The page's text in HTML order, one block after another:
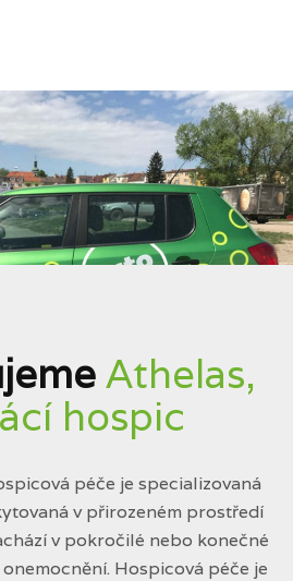
Athelas,
hospic
péče je specializovaná
v přirozeném prostředí
v pokročilé nebo konečné
Hospicová péče je